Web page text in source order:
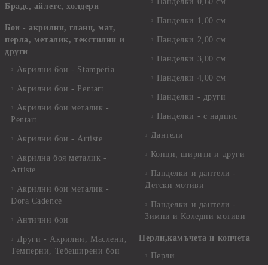
Брадс, айлетс, холдери
Бои - акрилни, гланц, мат,
перла, металик, текстилни и
други
Акрилни бои - Stamperia
Акрилни бои - Pentart
Акрилни бои металик -
Pentart
Акрилни бои - Artiste
Акрилна боя металик -
Artiste
Акрилни бои металик -
Dora Cadence
Антични бои
Други - Акрилни, Маслени,
Темперни, Тебеширени бои
Панделки 1,00 см
Панделки 2,00 см
Панделки 3,00 см
Панделки 4,00 см
Панделки - други
Панделки - с надпис
Дантели
Конци, ширити и други
Панделки и дантели -
Детски мотиви
Панделки и дантели -
Зимни и Коледни мотиви
Перли,камъчета и копчета
Перли